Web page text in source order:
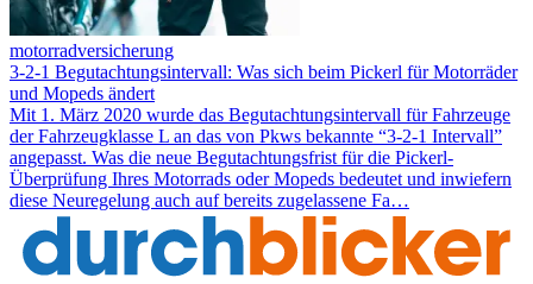
motorradversicherung
3-2-1 Begutachtungsintervall: Was sich beim Pickerl für Motorräder
und Mopeds ändert
Mit 1. März 2020 wurde das Begutachtungsintervall für Fahrzeuge
der Fahrzeugklasse L an das von Pkws bekannte “3-2-1 Intervall”
angepasst. Was die neue Begutachtungsfrist für die Pickerl-
Überprüfung Ihres Motorrads oder Mopeds bedeutet und inwiefern
diese Neuregelung auch auf bereits zugelassene Fa…